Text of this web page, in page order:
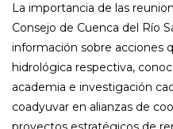
La importancia de las
Consejo de Cuenca del Río
información sobre acciones
hidrológica respectiva,
academia e investigación
coadyuvar en alianzas de